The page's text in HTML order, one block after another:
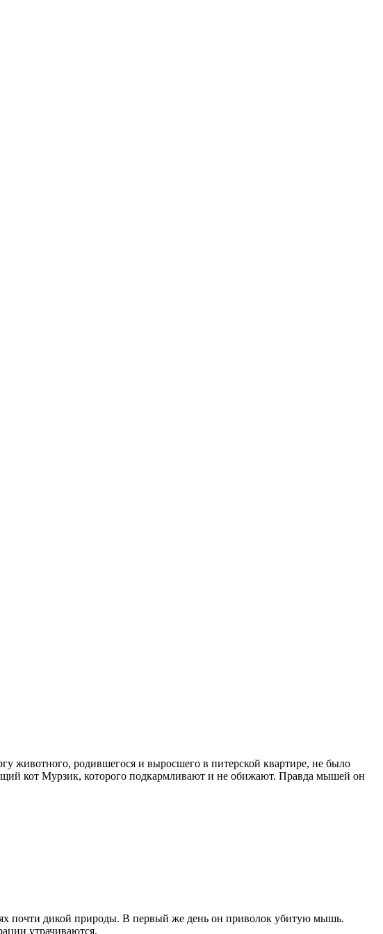
животного, родившегоcя и выросшего в питерской квартире, не было
кот Мурзик, которого подкармливают и не обижают. Правда мышей он
почти дикой природы. В первый же день он приволок убитую мышь.
утрачиваются.